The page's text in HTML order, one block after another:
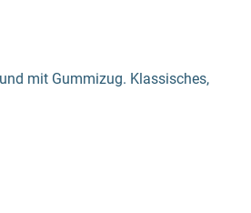
mit Gummizug. Klassisches,